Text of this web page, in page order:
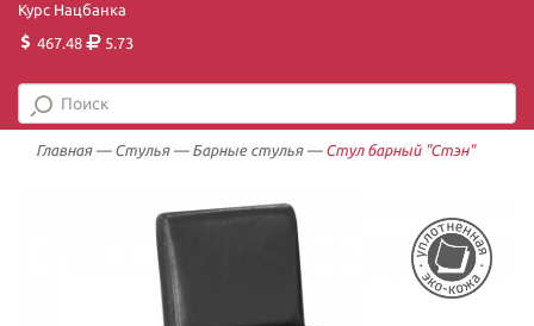
Курс Нацбанка
467.48
5.73
Главная— Стулья— Барные стулья— Стул барный "Стэн"